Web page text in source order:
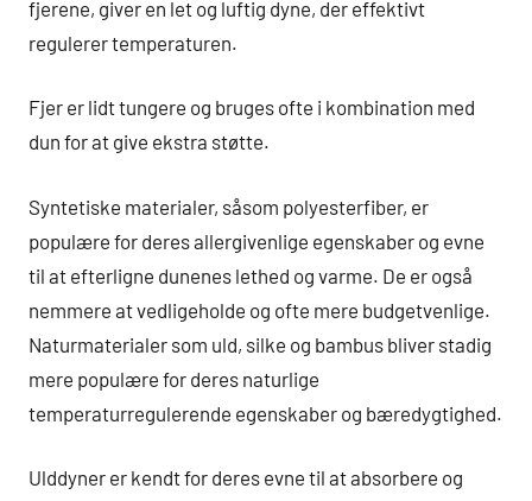
fjerene, giver en let og luftig dyne, der effektivt
regulerer temperaturen.
Fjer er lidt tungere og bruges ofte i kombination med
dun for at give ekstra støtte.
Syntetiske materialer, såsom polyesterfiber, er
populære for deres allergivenlige egenskaber og evne
til at efterligne dunenes lethed og varme. De er også
nemmere at vedligeholde og ofte mere budgetvenlige.
Naturmaterialer som uld, silke og bambus bliver stadig
mere populære for deres naturlige
temperaturregulerende egenskaber og bæredygtighed.
Ulddyner er kendt for deres evne til at absorbere og